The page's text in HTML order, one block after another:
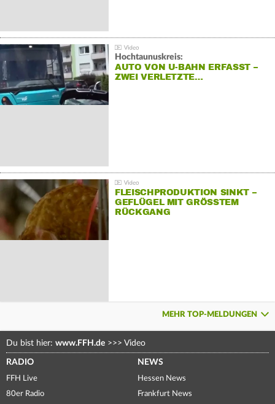
Hochtaunuskreis:
AUTO VON U-BAHN ERFASST –
ZWEI VERLETZTE…
FLEISCHPRODUKTION SINKT –
GEFLÜGEL MIT GRÖSSTEM R
ÜCKGANG
MEHR TOP-MELDUNGEN
Du bist hier: www.FFH.de >>> Video
RADIO
FFH Live
80er Radio
NEWS
Hessen News
Frankfurt News